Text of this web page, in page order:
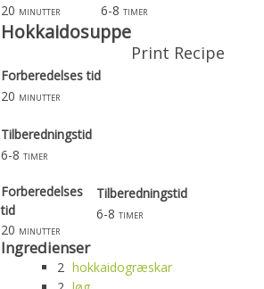
20 minutter
6-8 timer
Hokkaidosuppe
Print Recipe
Forberedelses tid
20 minutter
Tilberedningstid
6-8 timer
Forberedelses
tid
20 minutter
Tilberedningstid
6-8 timer
Ingredienser
2 hokkaidogræskar